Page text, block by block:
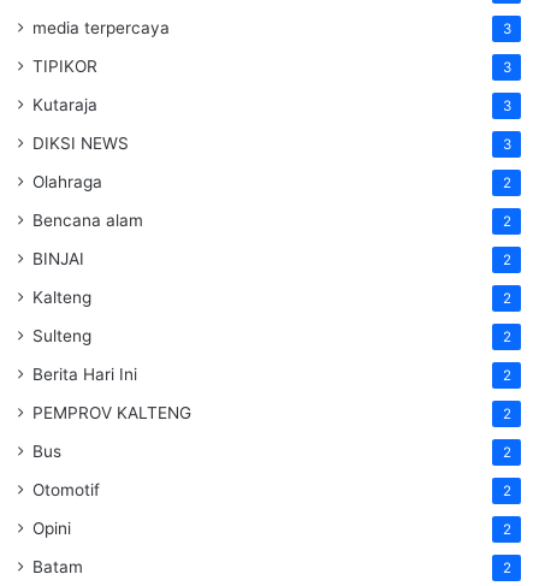
media terpercaya 3
TIPIKOR 3
Kutaraja 3
DIKSI NEWS 3
Olahraga 2
Bencana alam 2
BINJAI 2
Kalteng 2
Sulteng 2
Berita Hari Ini 2
PEMPROV KALTENG 2
Bus 2
Otomotif 2
Opini 2
Batam 2